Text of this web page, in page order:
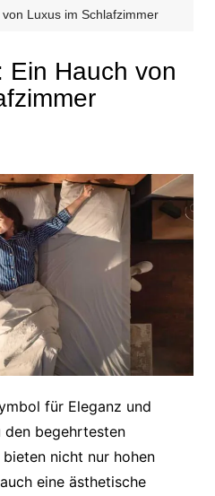
Luxus im Schlafzimmer
Ein Hauch von
für Eleganz und
begehrtesten
nicht nur hohen
eine ästhetische